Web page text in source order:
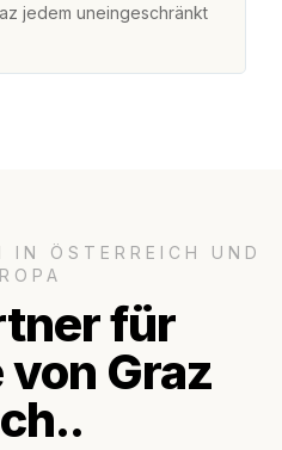
jedem uneingeschränkt
IN ÖSTERREICH UND
für
Graz